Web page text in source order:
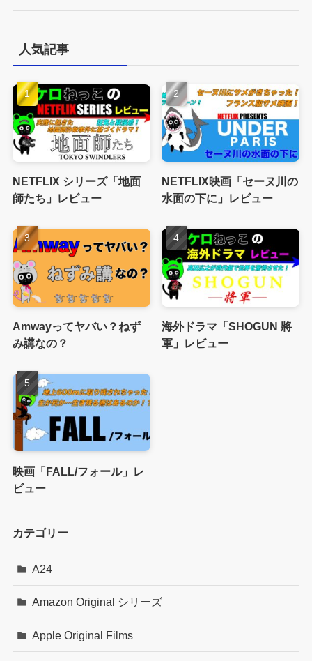
人気記事
NETFLIX シリーズ「地面
師たち」レビュー
NETFLIX映画「セーヌ川の
水面の下に」レビュー
Amwayってヤバい？ねず
み講なの？
海外ドラマ「SHOGUN 將
軍」レビュー
映画「FALL/フォール」レ
ビュー
カテゴリー
A24
Amazon Original シリーズ
Apple Original Films